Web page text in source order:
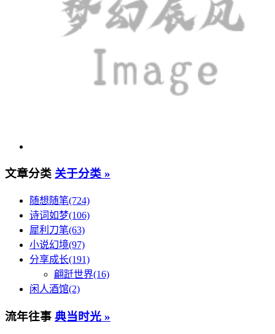
文章分类 关于分类 »
随想随笔(724)
诗词如梦(106)
犀利刀笔(63)
小说幻境(97)
分享成长(191)
翩跹世界(16)
闲人酒馆(2)
流年往事 典当时光 »